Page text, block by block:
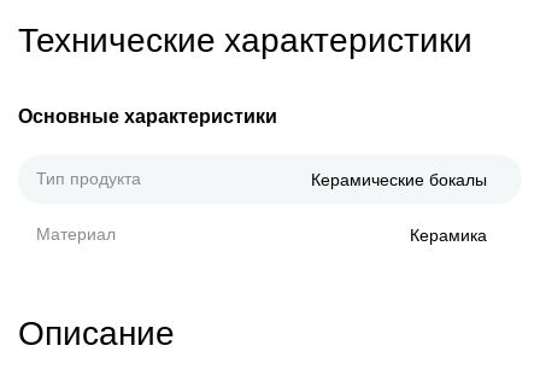
Технические характеристики
Основные характеристики
Тип продукта Керамические бокалы
Материал Керамика
Описание